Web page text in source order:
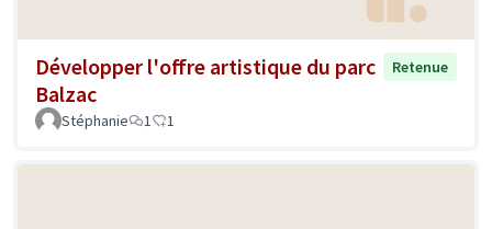
Développer l'offre artistique du parc
Balzac
Retenue
Stéphanie 1 1